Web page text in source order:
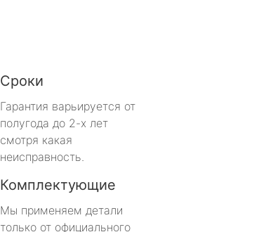
Сроки
Гарантия варьируется от
полугода до 2-х лет
смотря какая
неисправность.
Комплектующие
Мы применяем детали
только от официального